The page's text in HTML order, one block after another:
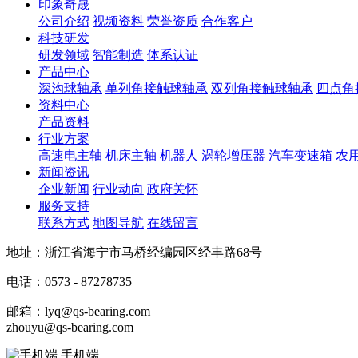
印象奇晟
公司介绍 视频资料 荣誉资质 合作客户
科技研发
研发领域 智能制造 体系认证
产品中心
深沟球轴承 单列角接触球轴承 双列角接触球轴承 四点
资料中心
产品资料
行业方案
高速电主轴 机床主轴 机器人 涡轮增压器 汽车变速箱 农
新闻资讯
企业新闻 行业动向 政府关怀
服务支持
联系方式 地图导航 在线留言
地址：浙江省海宁市马桥经编园区经丰路68号
电话：0573 - 87278735
邮箱：lyq@qs-bearing.com
zhouyu@qs-bearing.com
手机端